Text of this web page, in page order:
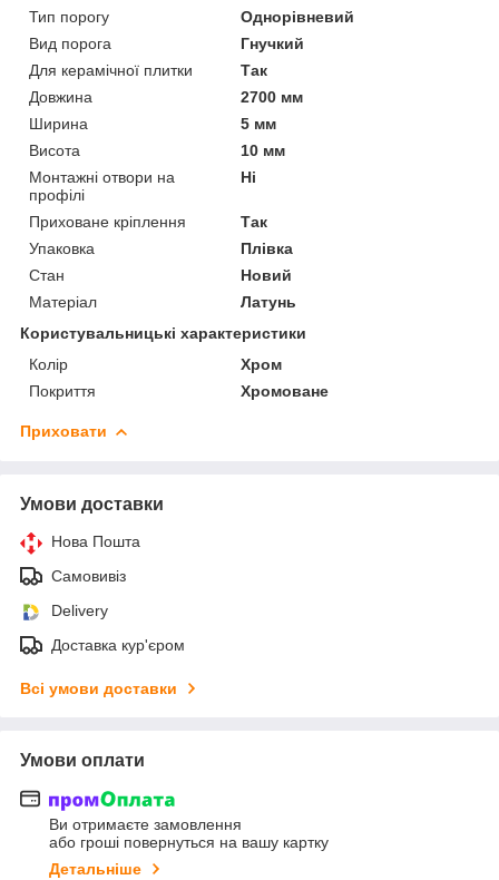
Тип порогу
Однорівневий
Вид порога
Гнучкий
Для керамічної плитки
Так
Довжина
2700 мм
Ширина
5 мм
Висота
10 мм
Монтажні отвори на
профілі
Ні
Приховане кріплення
Так
Упаковка
Плівка
Стан
Новий
Матеріал
Латунь
Користувальницькі характеристики
Колір
Хром
Покриття
Хромоване
Приховати
Умови доставки
Нова Пошта
Самовивіз
Delivery
Доставка кур'єром
Всі умови доставки
Умови оплати
Ви отримаєте замовлення
або гроші повернуться на вашу картку
Детальніше